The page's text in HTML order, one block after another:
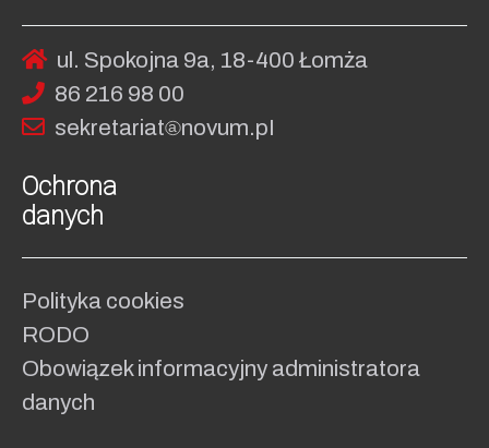
ul. Spokojna 9a, 18-400 Łomża
86 216 98 00
sekretariat novum.pI
Ochrona
danych
Polityka cookies
RODO
Obowiązek informacyjny administratora
danych